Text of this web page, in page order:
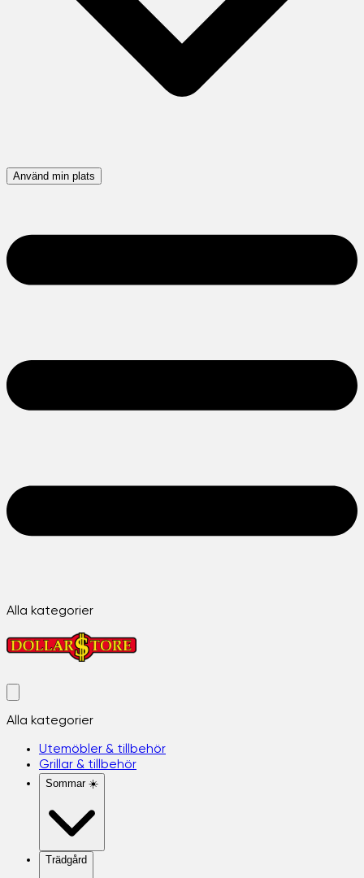
Använd min plats
Alla kategorier
Alla kategorier
Utemöbler & tillbehör
Grillar & tillbehör
Sommar ☀️
Trädgård